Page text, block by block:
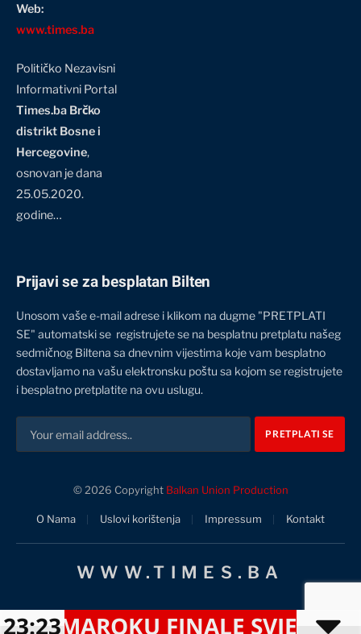
Web:
www.times.ba
Političko Nezavisni
Informativni Portal
Times.ba Brčko
distrikt Bosne i
Hercegovine,
osnovan je dana
25.05.2020.
godine…
Prijavi se za besplatan Bilten
Unosom vaše e-mail adrese i klikom na dugme "PRETPLATI
SE" automatski se registrujete se na besplatnu pretplatu našeg
sedmičnog Biltena sa dnevnim vijestima koje vam besplatno
dostavljamo na vašu elektronsku poštu sa kojom se registrujete
i besplatno pretplatite na ovu uslugu.
© 2026 Copyright Balkan Union Production
O Nama Uslovi korištenja Impressum Kontakt
WWW.TIMES.BA
FINALE SVJETSKOG
23:23